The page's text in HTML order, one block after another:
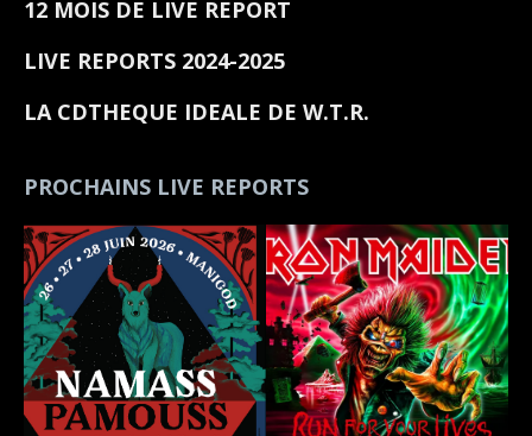
12 MOIS DE LIVE REPORT
LIVE REPORTS 2024-2025
LA CDTHEQUE IDEALE DE W.T.R.
PROCHAINS LIVE REPORTS